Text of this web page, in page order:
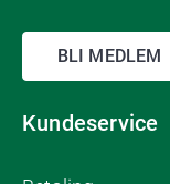
BLI MEDLEM
Kundeservice